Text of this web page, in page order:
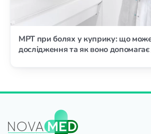
МРТ при болях у куприку: що
дослідження та як воно допомагає